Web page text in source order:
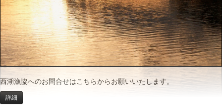
西湖漁協へのお問合せはこちらからお願いいたします。
詳細